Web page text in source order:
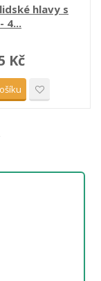
hlavy s
4...
Kč